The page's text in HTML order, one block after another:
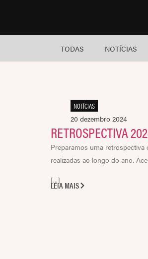
TODAS NOTÍCIAS
NOTÍCIAS
20 dezembro 2024
RETROSPECTIVA
Preparamos uma
realizadas ao longo do ano.
[...]
LEIA MAIS